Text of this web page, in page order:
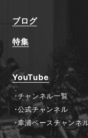
ブログ
特集
YouTube
チャンネル一覧
公式チャンネル
幸浦ベースチャンネ